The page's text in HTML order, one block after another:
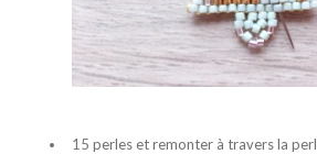
15 perles et remonter à travers la